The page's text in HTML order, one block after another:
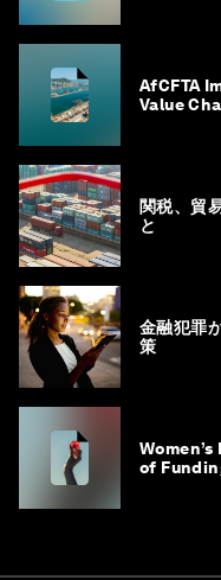
AfCFTA
Value
関税、貿
と
金融犯罪
策
of